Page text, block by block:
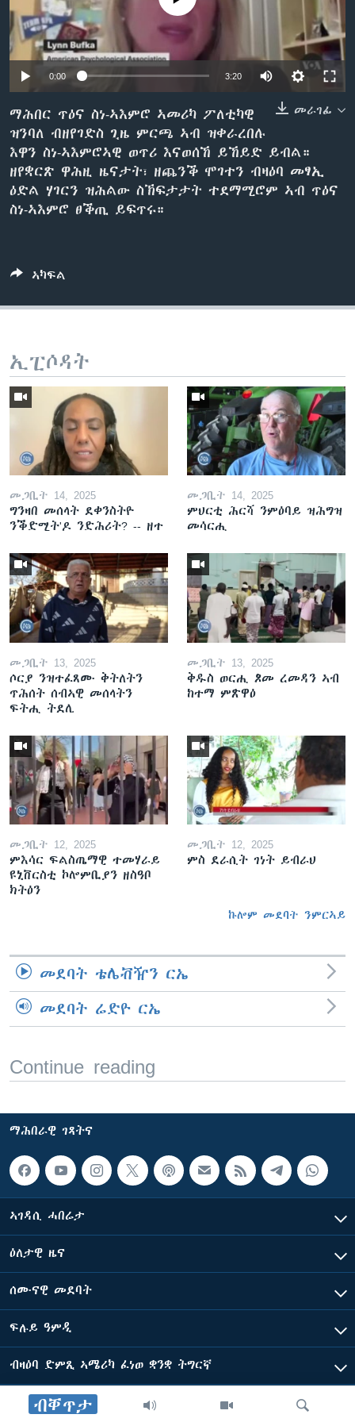
ቂሔ ጽልሚ
ቋንቋታት
ብቐጥታ
0:00 3:20
መራገፊ
ማሕበር ጥዕና ስነ-ኣእምሮ ኣመሪካ ፖለቲካዊ
ዝንባለ ብዘየገድስ ጊዜ ምርጫ ኣብ ዝቀራረበሉ
እዋን ስነ-ኣእምሮኣዊ ወጥሪ እናወሰኸ ይኸይድ ይብል።
ዘየቋርጽ ዋሕዚ ዜናታት፣ ዘጨንቕ ሞገተን ብዛዕባ መፃኢ
ዕድል ሃገርን ዝሕልው ስኽፍታታት ተደማሚሮም ኣብ ጥዕና
ስነ-ኣእምሮ ፀቕጢ ይፍጥሩ።
ኣካፍል
ኢፒሶዳት
መጋቢት 14, 2025
ግንዛበ መሰላት ደቀንስትዮ
ንቕድሚት'ዶ ንድሕሪት? -- ዘተ
መጋቢት 14, 2025
ምህርቲ ሕርሻ ንምዕባይ ዝሕግዝ
መሳርሒ
መጋቢት 13, 2025
ሶርያ ንዝተፈጸሙ ቅትለትን
ጥሕሰት ሰብኣዊ መሰላትን
ፍትሒ ትደሊ
መጋቢት 13, 2025
ቅዱስ ወርሒ ጾመ ረመዳን ኣብ
ከተማ ምጽዋዕ
መጋቢት 12, 2025
ምእሳር ፍልስጤማዊ ተመሃራይ
ዩኒቨርስቲ ኮሎምቢያን ዘስዓቦ
ክትዕን
መጋቢት 12, 2025
ምስ ደራሲት ገነት ይብራህ
ኩሎም መደባት ንምርኣይ
መደባት ቴሌቭዥን ርኤ
መደባት ሬድዮ ርኤ
Continue reading
ማሕበራዊ ገጻትና
ኣገዳሲ ሓበሬታ
ዕለታዊ ዜና
ሰሙናዊ መደባት
ፍሉይ ዓምዲ
ብዛዕባ ድምጺ ኣሜሪካ ፈነወ ቋንቋ ትግርኛ
ድምጺ ኣመሪካ ብመሰል ጸሓፊ ዝተሓለወዩ።